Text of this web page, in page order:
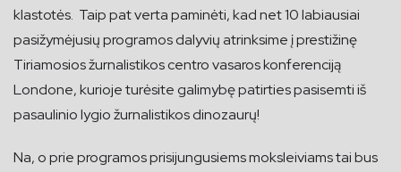
klastotės. Taip pat verta paminėti, kad net 10 labiausiai
pasižymėjusių programos dalyvių atrinksime į prestižinę
Tiriamosios žurnalistikos centro vasaros konferenciją
Londone, kurioje turėsite galimybę patirties pasisemti iš
pasaulinio lygio žurnalistikos dinozaurų!
Na, o prie programos prisijungusiems moksleiviams tai bus